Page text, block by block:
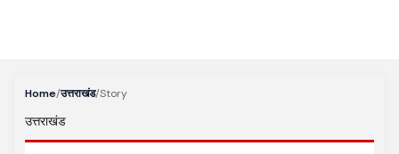
Home/उत्तराखंड/Story
उत्तराखंड